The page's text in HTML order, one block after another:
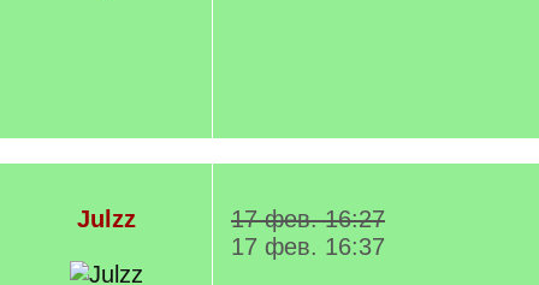
Julzz
17 фев. 16:27
17 фев. 16:37